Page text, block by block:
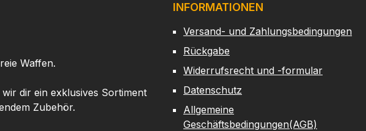
Waffen.
dir ein exklusives Sortiment
Zubehör.
INFORMATIONEN
Versand- und Zahlungsbedingungen
Rückgabe
Widerrufsrecht und -formular
Datenschutz
Allgemeine
Geschäftsbedingungen(AGB)